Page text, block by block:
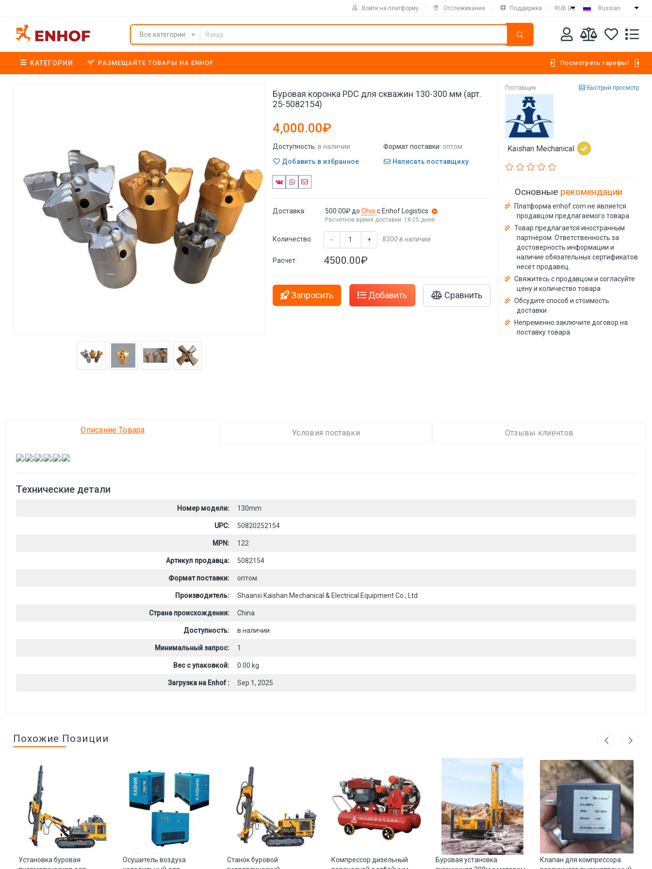
Войти на платформу Отслеживание Поддержка RUB (₽) Russian
Все категории
КАТЕГОРИИ РАЗМЕЩАЙТЕ ТОВАРЫ НА ENHOF Посмотреть тарифы!
Буровая коронка PDC для скважин 130-300 мм (арт.
25-5082154)
4,000.00₽
Доступность: в наличии Формат поставки: оптом
Добавить в избранное
Написать поставщику
Доставка: 500.00₽ доOhioс Enhof Logistics
Расчетное время доставки: 18-25 дней
Количество: - + 8300 в наличии
Расчет: 4500.00₽
Запросить Добавить Сравнить
Поставщик Быстрый просмотр
Kaishan Mechanical
Основные рекомендации
Платформа enhof.com не является
продавцом предлагаемого товара
Товар предлагается иностранным
партнёром. Ответственность за
достоверность информации и
наличие обязательных сертификатов
несёт продавец.
Свяжитесь с продавцом и согласуйте
цену и количество товара
Обсудите способ и стоимость
доставки
Непременно заключите договор на
поставку товара
Описание Товара Условия поставки Отзывы клиентов
, , , , ,
Технические детали
Номер модели: 130mm
UPC: 50820252154
MPN: 122
Артикул продавца: 5082154
Формат поставки: оптом
Производитель: Shaanxi Kaishan Mechanical & Electrical Equipment Co., Ltd
Страна происхождения: China
Доступность: в наличии
Минимальный запрос: 1
Вес с упаковкой: 0.00 kg
Загрузка на Enhof : Sep 1, 2025
Похожие Позиции
Установка буровая
Осушитель воздуха
Станок буровой
Компрессор дизельный
Буровая установка
Клапан для компрессора